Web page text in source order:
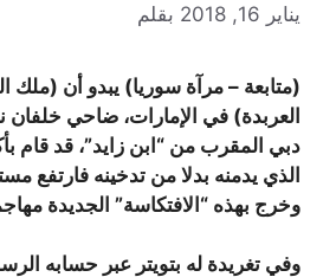
يناير 16, 2018 بقلم
(متابعة – مرآة سوريا) يبدو أن (ملك
العربدة) في الإمارات، ضاحي
دبي المقرب من “ابن زايد”، قد قام
الذي يدمنه بدلا من تدخينه فارتفع
وخرج بهذه “الافتكاسة” الجديدة
وفي تغريدة له بتويتر عبر حسابه